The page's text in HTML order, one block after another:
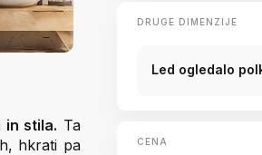
in stila. Ta
hkrati pa
DRUGE DIMENZIJE
Led ogledalo
CENA